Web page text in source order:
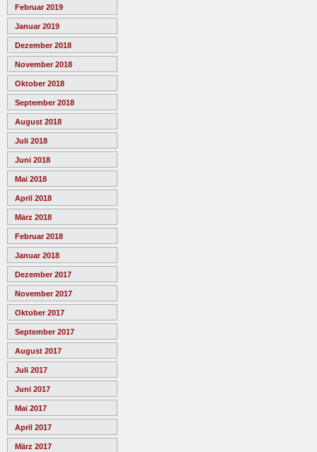
Februar 2019
Januar 2019
Dezember 2018
November 2018
Oktober 2018
September 2018
August 2018
Juli 2018
Juni 2018
Mai 2018
April 2018
März 2018
Februar 2018
Januar 2018
Dezember 2017
November 2017
Oktober 2017
September 2017
August 2017
Juli 2017
Juni 2017
Mai 2017
April 2017
März 2017